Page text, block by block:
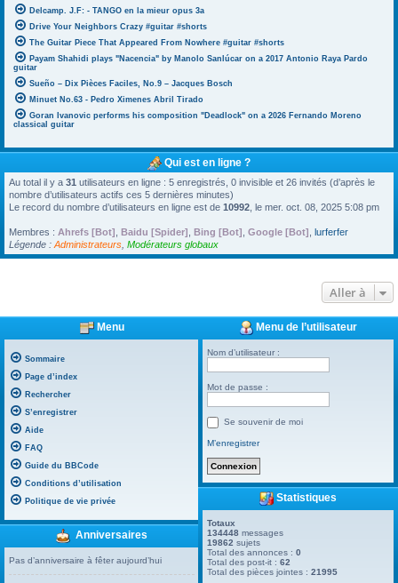
Delcamp. J.F: - TANGO en la mieur opus 3a
Drive Your Neighbors Crazy #guitar #shorts
The Guitar Piece That Appeared From Nowhere #guitar #shorts
Payam Shahidi plays "Nacencia" by Manolo Sanlúcar on a 2017 Antonio Raya Pardo
guitar
Sueño – Dix Pièces Faciles, No.9 – Jacques Bosch
Minuet No.63 - Pedro Ximenes Abril Tirado
Goran Ivanovic performs his composition "Deadlock" on a 2026 Fernando Moreno
classical guitar
Qui est en ligne ?
Au total il y a 31 utilisateurs en ligne : 5 enregistrés, 0 invisible et 26 invités (d’après le
nombre d’utilisateurs actifs ces 5 dernières minutes)
Le record du nombre d’utilisateurs en ligne est de 10992 , le mer. oct. 08, 2025 5:08 pm
Membres : Ahrefs [Bot] Baidu [Spider] Bing [Bot] Google [Bot] lurferfer
Légende : Administrateurs Modérateurs globaux
Aller à
Menu
Sommaire
Page d’index
Rechercher
S’enregistrer
Aide
FAQ
Guide du BBCode
Conditions d’utilisation
Politique de vie privée
Anniversaires
Pas d’anniversaire à fêter aujourd’hui
Menu de l’utilisateur
Nom d’utilisateur :
Mot de passe :
Se souvenir de moi
M’enregistrer
Statistiques
Totaux
134448 messages
19862 sujets
Total des annonces :0
Total des post-it :62
Total des pièces jointes :21995